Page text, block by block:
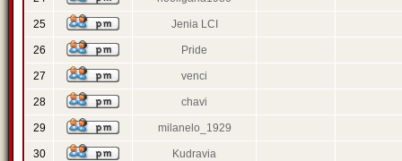
25 Jenia LCI
26 Pride
27 venci
28 chavi
29 milanelo_1929
30 Kudravia